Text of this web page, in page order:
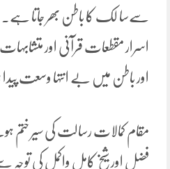
سےسا لک کا باطن بھر جاتا
اسرار مقطعات قرآنی اور
اور باطن میں بے انتہا وسعت
مقام کمالات رسالت کی سیر ختم
فضل اور شیخ کامل واکمل کی توجہ